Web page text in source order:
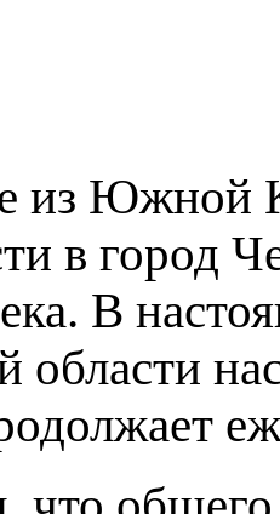
из Южной
в город
В
области